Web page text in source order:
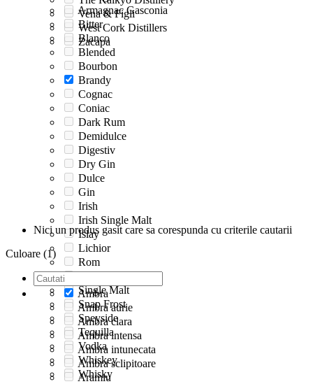
Vena & Figli
West Cork Distillers
Zacapa
Armagnac Gasconia
Bitter
Blanco
Blended
Bourbon
Brandy
Cognac
Coniac
Dark Rum
Demidulce
Digestiv
Dry Gin
Dulce
Gin
Irish
Irish Single Malt
Islay
Lichior
Rom
Rum
Single Malt
Snap Frost
Speyside
Tequilla
Vodka
Whiskey
Whisky
Nici un produs gasit care sa corespunda cu criterile cautarii
Culoare (1)
Ambra
Ambra aurie
Ambra clara
Ambra intensa
Ambra intunecata
Ambra sclipitoare
Aramiu